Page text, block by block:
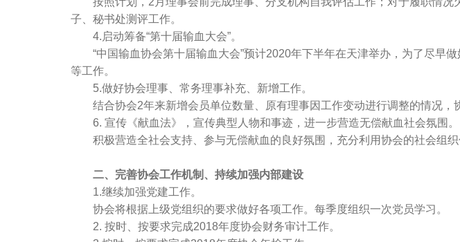
子、秘书处测评工作。
4.启动筹备“第十届输血大会”。
“中国输血协会第十届输血大会”预计2020年下半年在天津举办，为了尽早
等工作。
5.做好协会理事、常务理事补充、新增工作。
结合协会2年来新增会员单位数量、原有理事因工作变动进行调整的情况，
6. 宣传《献血法》，宣传典型人物和事迹，进一步营造无偿献血社会氛围。
积极营造全社会支持、参与无偿献血的良好氛围，充分利用协会的社会组织
二、完善协会工作机制、持续加强内部建设
1.继续加强党建工作。
协会将根据上级党组织的要求做好各项工作。每季度组织一次党员学习。
2. 按时、按要求完成2018年度协会财务审计工作。